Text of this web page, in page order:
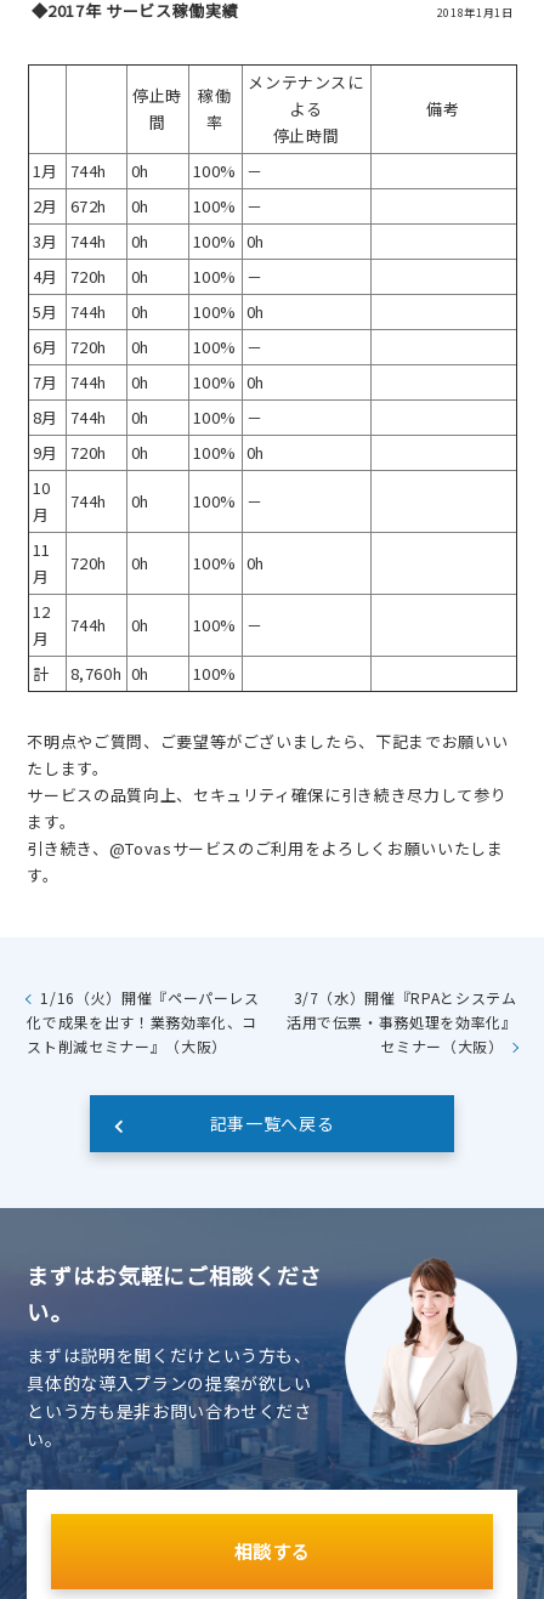
◆2017年 サービス稼働実績 2018年1月1日
停止時
間
稼働
率
メンテナンスに
よる
停止時間
備考
1月 744h 0h 100% －
2月
672h 0h 100% －
3月
744h 0h 100% 0h
4月
720h 0h 100% －
5月
744h 0h 100% 0h
6月
720h 0h 100% －
7月
744h 0h 100% 0h
8月
744h 0h 100% －
9月
720h 0h 100% 0h
10
月
744h 0h 100% －
11
月
720h 0h 100% 0h
12
月
744h 0h 100% －
計 8,760h 0h 100%
不明点やご質問、ご要望等がございましたら、下記までお願いい
たします。
サービスの品質向上、セキュリティ確保に引き続き尽力して参り
ます。
引き続き、@Tovasサービスのご利用をよろしくお願いいたしま
す。
1/16（火）開催『ペーパーレス
化で成果を出す！業務効率化、コ
スト削減セミナー』（大阪）
3/7（水）開催『RPAとシステム
活用で伝票・事務処理を効率化』
セミナー（大阪）
記事一覧へ戻る
まずはお気軽にご相談くださ
い。
まずは説明を聞くだけという方も、
具体的な導入プランの提案が欲しい
という方も是非お問い合わせくださ
い。
相談する